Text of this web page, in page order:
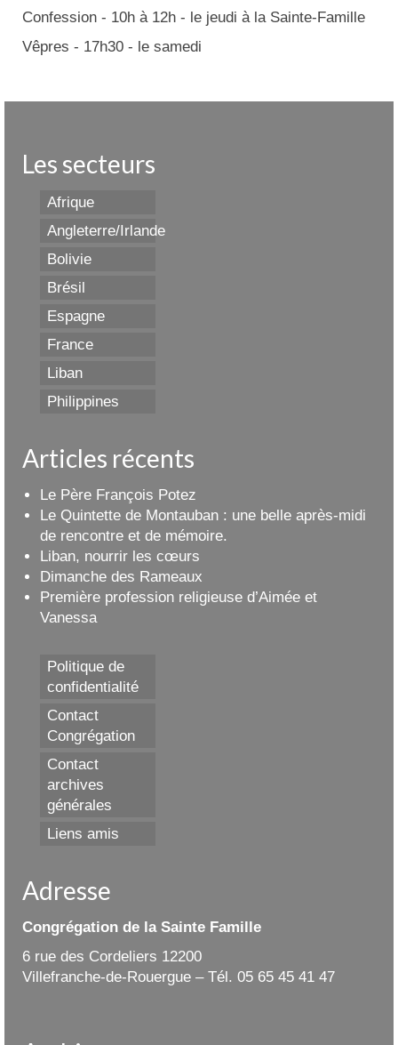
Confession - 10h à 12h - le jeudi à la Sainte-Famille
Vêpres - 17h30 - le samedi
Les secteurs
Afrique
Angleterre/Irlande
Bolivie
Brésil
Espagne
France
Liban
Philippines
Articles récents
Le Père François Potez
Le Quintette de Montauban : une belle après-midi
de rencontre et de mémoire.
Liban, nourrir les cœurs
Dimanche des Rameaux
Première profession religieuse d’Aimée et
Vanessa
Politique de
confidentialité
Contact
Congrégation
Contact
archives
générales
Liens amis
Adresse
Congrégation de la Sainte Famille
6 rue des Cordeliers 12200
Villefranche-de-Rouergue – Tél. 05 65 45 41 47